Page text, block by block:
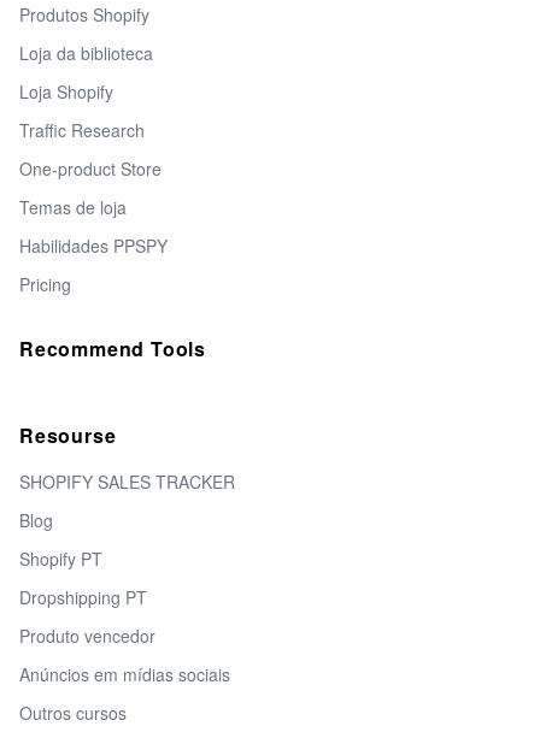
Produtos Shopify
Loja da biblioteca
Loja Shopify
Traffic Research
One-product Store
Temas de loja
Habilidades PPSPY
Pricing
Recommend Tools
Resourse
SHOPIFY SALES TRACKER
Blog
Shopify PT
Dropshipping PT
Produto vencedor
Anúncios em mídias sociais
Outros cursos